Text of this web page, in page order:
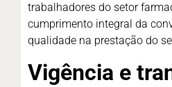
trabalhadores do setor
cumprimento integral da
qualidade na prestação do
Vigência e